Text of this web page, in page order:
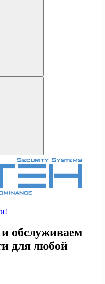
обслуживаем
для любой